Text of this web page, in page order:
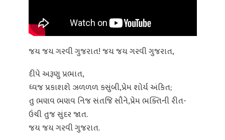
જય જય ગરવી ગુજરાત! જય જય ગરવી ગુજરાત,
દીપે અરૂણુ પ્રભાત,
ધ્વજ પ્રકાશશે ઝળળળ કસુંબી,પ્રેમ શોર્ય અંકિત;
તુ ભણવ ભણવ નિજ સંતજિ સૌને,પ્રેમ ભક્તિની રીત-
ઉંચી તુજ સુંદર જાત.
જય જય ગરવી ગુજરાત.